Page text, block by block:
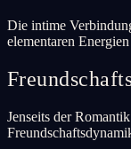
Die intime
elementaren
Jenseits der